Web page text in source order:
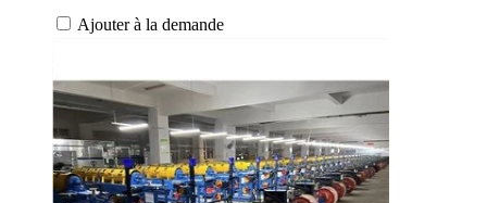
Ajouter à la demande